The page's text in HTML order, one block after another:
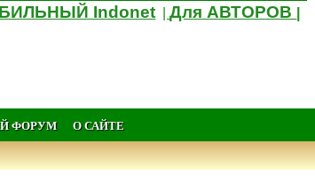
Indonet |Для АВТОРОВ
ФОРУМ О САЙТЕ